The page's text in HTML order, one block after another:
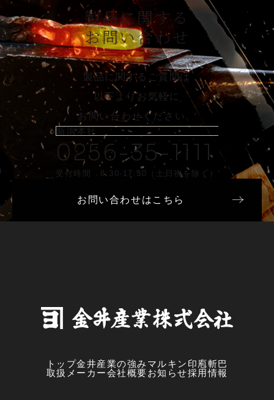
製品に関する
お問い合わせ
製品に関するご質問は
以下よりお気軽に
お問い合わせください。
新潟本社
0256-35-1111
受付時間 8:30-17:30（土日祝を除く）
お問い合わせはこちら
トップ金井産業の強み マルキン印 庖斬巴
取扱メーカー会社概要お知らせ採用情報